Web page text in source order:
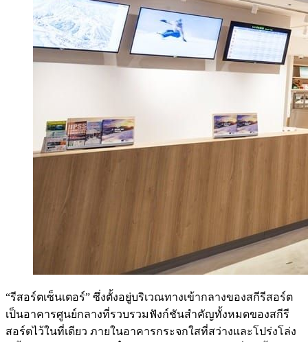
“รีสอร์ตเซ็นเตอร์” ซึ่งตั้งอยู่บริเวณทางเข้ากลางของสกีรีสอร์ต
เป็นอาคารศูนย์กลางที่รวบรวมฟังก์ชันสำคัญทั้งหมดของสกีรี
สอร์ตไว้ในที่เดียว ภายในอาคารกระจกใสที่สว่างและโปร่งโล่ง